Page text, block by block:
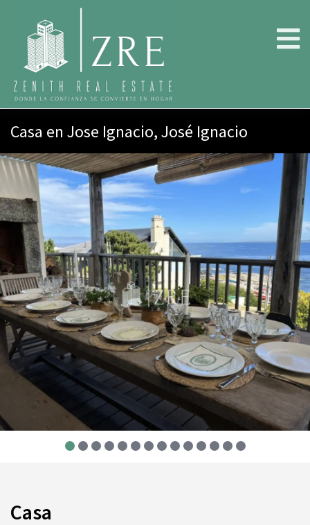
Casa en Jose Ignacio, José Ignacio
Casa